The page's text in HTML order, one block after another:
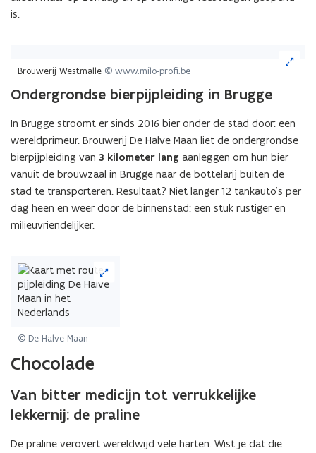
Brouwerij Westmalle © www.milo-profi.be
op
afbeelding
een
vergrote
weergave)
v
e
r
)
is.
© De Halve Maan
(Klik
op
de
afbeelding
een
weergave)
Ondergrondse bierpijpleiding in Brugge
In Brugge stroomt er sinds 2016 bier onder de stad door: een
wereldprimeur. Brouwerij De Halve Maan liet de ondergrondse
bierpijpleiding van 3 kilometer lang aanleggen om hun bier
vanuit de brouwzaal in Brugge naar de bottelarij buiten de
stad te transporteren. Resultaat? Niet langer 12 tankauto’s per
dag heen en weer door de binnenstad: een stuk rustiger en
milieuvriendelijker.
Chocolade
Van bitter medicijn tot verrukkelijke
lekkernij: de praline
De praline verovert wereldwijd vele harten. Wist je dat die